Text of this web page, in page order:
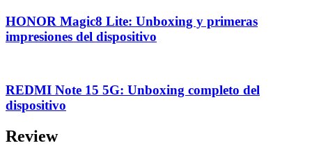
HONOR Magic8 Lite: Unboxing y primeras
impresiones del dispositivo
REDMI Note 15 5G: Unboxing completo del
dispositivo
Review